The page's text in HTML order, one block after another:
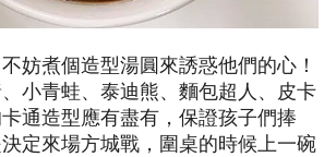
妨煮個造型湯圓來誘惑他們的心！
小青蛙、泰迪熊、麵包超人、皮卡
通造型應有盡有，保證孩子們捧
定來場方城戰，圍桌的時候上一碗